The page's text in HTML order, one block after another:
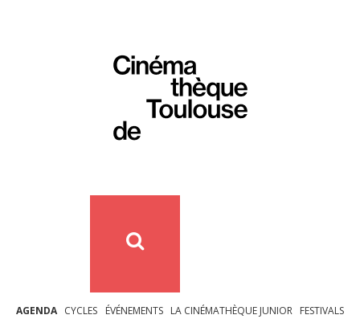
AGENDA CYCLES ÉVÉNEMENTS LA CINÉMATHÈQUE JUNIOR FESTIVALS